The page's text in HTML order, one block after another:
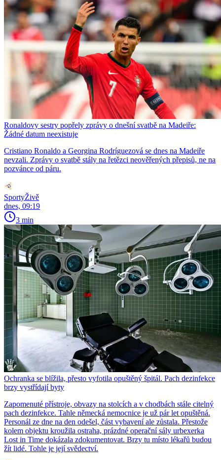
Ronaldovy sestry popřely zprávy o dnešní svatbě na Madeiře:
Žádné datum neexistuje
Cristiano Ronaldo a Georgina Rodríguezová se dnes na Madeiře
nevzali. Zprávy o svatbě stály na řetězci neověřených přepisů, ne na
pozvánce od páru.
SportyŽivě
dnes, 09:19
3 min
Ochranka se blížila, přesto vyfotila opuštěný špitál. Pach dezinfekce
brzy vystřídají byty
Zapomenuté přístroje, obvazy na stolcích a v chodbách stále citelný
pach dezinfekce. Tahle německá nemocnice je už pár let opuštěná.
Personál ze dne na den odešel, část vybavení ale zůstala. Přestože
kolem objektu kroužila ostraha, prázdné operační sály urbexerka
Lost in Time dokázala zdokumentovat. Brzy tu místo lékařů budou
žít lidé. Tohle je její svědectví.